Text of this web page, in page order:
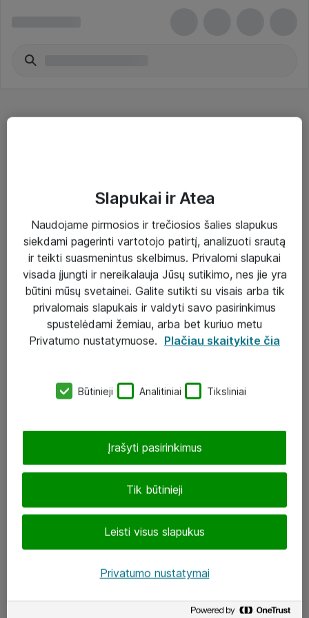
Sprendimai ir paslaugos
Paslaugos
Sprendimai
Įgyvendinti projektai
Atea ekspertų patarimai verslui
UAB „ATEA“
J. Rutkausko g. 6, Vilnius
Atea kontaktai
Aplankykite mus
Slapukai ir Atea
Naudojame pirmosios ir trečiosios šalies slapukus
siekdami pagerinti vartotojo patirtį, analizuoti srautą
ir teikti suasmenintus skelbimus. Privalomi slapukai
visada įjungti ir nereikalauja Jūsų sutikimo, nes jie yra
būtini mūsų svetainei. Galite sutikti su visais arba tik
privalomais slapukais ir valdyti savo pasirinkimus
spustelėdami žemiau, arba bet kuriuo metu
Privatumo nustatymuose. Plačiau skaitykite čia
Būtinieji Analitiniai Tiksliniai
Tik būtinieji
Leisti visus slapukus
Įrašyti pasirinkimus
Privatumo nustatymai